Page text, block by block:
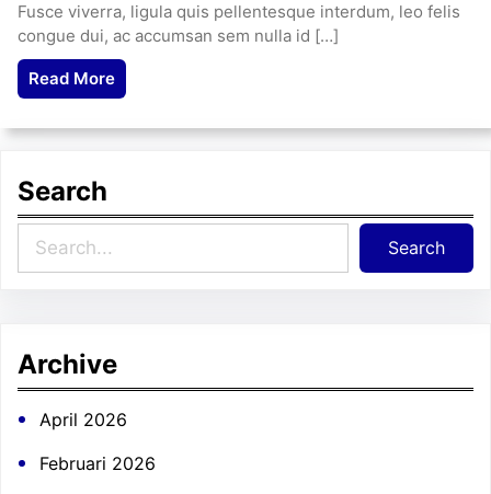
Fusce viverra, ligula quis pellentesque interdum, leo felis
congue dui, ac accumsan sem nulla id […]
Read More
Search
h
Search
Archive
April 2026
Februari 2026